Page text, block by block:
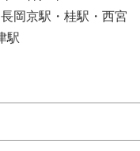
岡京駅・桂駅・西宮
駅